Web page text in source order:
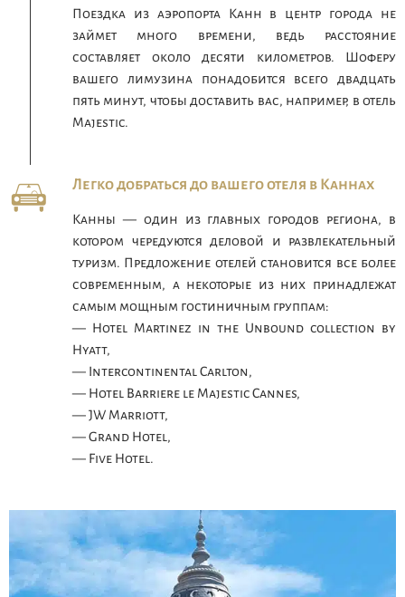
Поездка из аэропорта Канн в центр города не
займет много времени, ведь расстояние
составляет около десяти километров. Шоферу
вашего лимузина понадобится всего двадцать
пять минут, чтобы доставить вас, например, в отель
Majestic.
Легко добраться до вашего отеля в Каннах
Канны — один из главных городов региона, в
котором чередуются деловой и развлекательный
туризм. Предложение отелей становится все более
современным, а некоторые из них принадлежат
самым мощным гостиничным группам:
— Hotel Martinez in the Unbound collection by
Hyatt,
— Intercontinental Carlton,
— Hotel Barriere le Majestic Cannes,
— JW Marriott,
— Grand Hotel,
— Five Hotel.